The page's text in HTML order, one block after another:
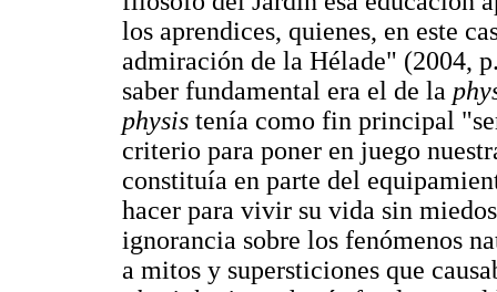
los aprendices, quienes, en este
admiración de la Hélade" (2004,
saber fundamental era el de la
physis tenía como fin principal
criterio para poner en juego
constituía en parte del
hacer para vivir su vida sin
ignorancia sobre los fenómenos
a mitos y supersticiones que